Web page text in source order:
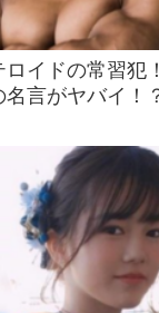
イドの常習犯
言がヤバイ！